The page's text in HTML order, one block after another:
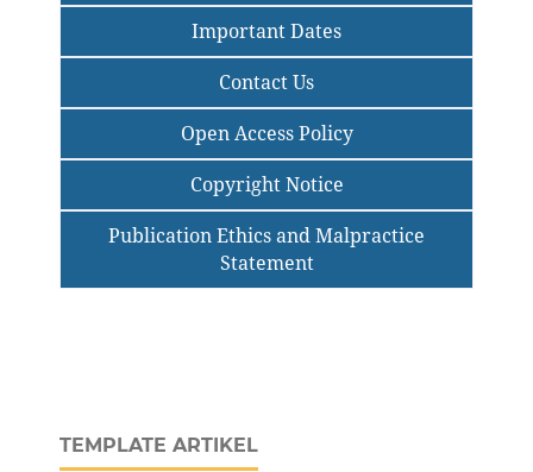
Important Dates
Contact Us
Open Access Policy
Copyright Notice
Publication Ethics and Malpractice
Statement
TEMPLATE ARTIKEL